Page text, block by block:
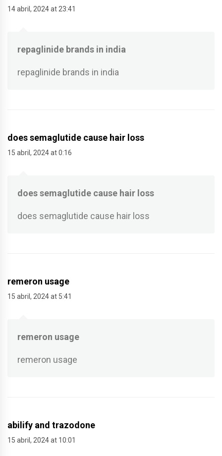
14 abril, 2024 at 23:41
repaglinide brands in india
repaglinide brands in india
does semaglutide cause hair loss
15 abril, 2024 at 0:16
does semaglutide cause hair loss
does semaglutide cause hair loss
remeron usage
15 abril, 2024 at 5:41
remeron usage
remeron usage
abilify and trazodone
15 abril, 2024 at 10:01